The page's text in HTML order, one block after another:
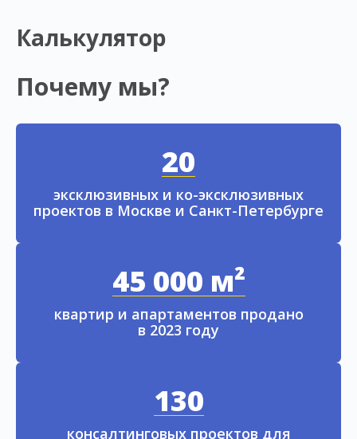
Калькулятор
Почему мы?
20
эксклюзивных и ко-эксклюзивных
проектов в Москве и Санкт-Петербурге
45 000 м²
квартир и апартаментов продано
в 2023 году
130
консалтинговых проектов для